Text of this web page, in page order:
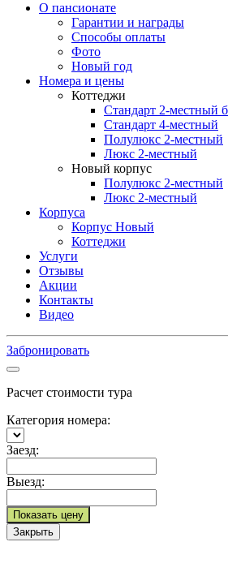
О пансионате
Гарантии и награды
Способы оплаты
Фото
Новый год
Номера и цены
Коттеджи
Стандарт 2-местный
Стандарт 4-местный
Полулюкс 2-местный
Люкс 2-местный
Новый корпус
Полулюкс 2-местный
Люкс 2-местный
Корпуса
Корпус Новый
Коттеджи
Услуги
Отзывы
Акции
Контакты
Видео
Забронировать
Расчет стоимости тура
Категория номера:
Заезд:
Выезд:
Показать цену
Закрыть